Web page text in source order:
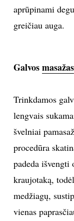
VIRTUVĖ
VAIKAI
KONTAKTAI
PRIVATUMO
aprūpinami
greičiau auga.
Galvosmasažas
Trinkdamos
lengvais
švelniai
procedūra
padeda išvengti
kraujotaką, todėl
medžiagų,
vienas